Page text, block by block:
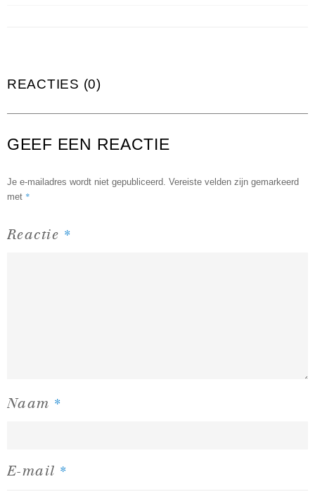
REACTIES (0)
GEEF EEN REACTIE
Je e-mailadres wordt niet gepubliceerd. Vereiste velden zijn gemarkeerd
met *
Reactie *
Naam *
E-mail *